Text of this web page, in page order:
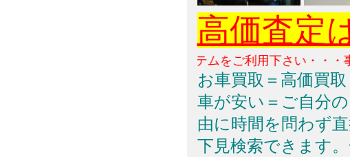
高価査定
インターネット新査定システムをご利用下さい・・・事故
お車買取＝高価買
車が安い＝ご自分
由に時間を問わず
下見検索できます